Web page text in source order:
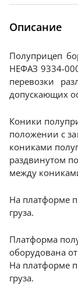
Описание
Полуприцеп
НЕФАЗ 9334-
перевозки
допускающих
Коники
положении с
кониками
раздвинутом
между
На платформе
груза.
Платформа
оборудована
На платформе
груза.